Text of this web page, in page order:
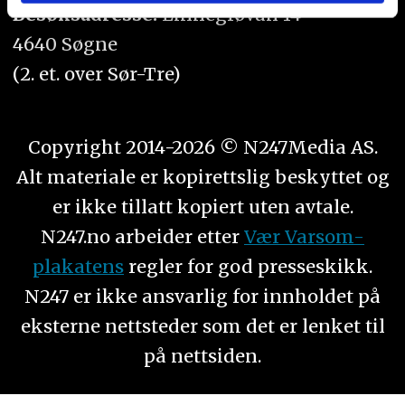
tjenestene deres.
Besøksadresse:Linnegrøvan 14
4640 Søgne
(2. et. over Sør-Tre)
Copyright 2014-2026 © N247Media AS.
Alt materiale er kopirettslig beskyttet og
er ikke tillatt kopiert uten avtale.
N247.no arbeider etter Vær Varsom-
plakatens regler for god presseskikk.
N247 er ikke ansvarlig for innholdet på
eksterne nettsteder som det er lenket til
på nettsiden.